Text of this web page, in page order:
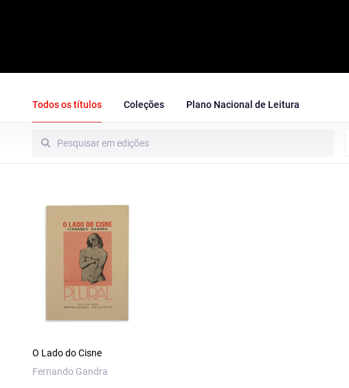
Todos os títulos Coleções Plano Nacional de Leitura
O Lado do Cisne
Fernando Gandra